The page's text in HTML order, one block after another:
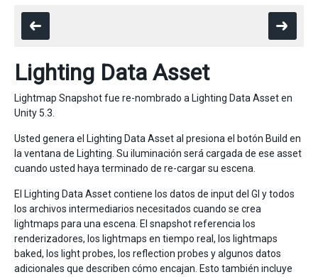
Lighting Data Asset
Lightmap Snapshot fue re-nombrado a Lighting Data Asset en
Unity 5.3.
Usted genera el Lighting Data Asset al presiona el botón Build en
la ventana de Lighting. Su iluminación será cargada de ese asset
cuando usted haya terminado de re-cargar su escena.
El Lighting Data Asset contiene los datos de input del GI y todos
los archivos intermediarios necesitados cuando se crea
lightmaps para una escena. El snapshot referencia los
renderizadores, los lightmaps en tiempo real, los lightmaps
baked, los light probes, los reflection probes y algunos datos
adicionales que describen cómo encajan. Esto también incluye